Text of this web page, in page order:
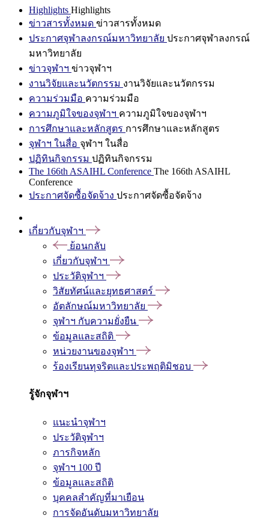
Highlights Highlights
ข่าวสารทั้งหมด ข่าวสารทั้งหมด
ประกาศจุฬาลงกรณ์มหาวิทยาลัย ประกาศจุฬาลงกรณ์
มหาวิทยาลัย
ข่าวจุฬาฯ ข่าวจุฬาฯ
งานวิจัยและนวัตกรรม งานวิจัยและนวัตกรรม
ความร่วมมือ ความร่วมมือ
ความภูมิใจของจุฬาฯ ความภูมิใจของจุฬาฯ
การศึกษาและหลักสูตร การศึกษาและหลักสูตร
จุฬาฯ ในสื่อ จุฬาฯ ในสื่อ
ปฏิทินกิจกรรม ปฏิทินกิจกรรม
The 166th ASAIHL Conference The 166th ASAIHL
Conference
ประกาศจัดซื้อจัดจ้าง ประกาศจัดซื้อจัดจ้าง
เกี่ยวกับจุฬาฯ
ย้อนกลับ
เกี่ยวกับจุฬาฯ
ประวัติจุฬาฯ
วิสัยทัศน์และยุทธศาสตร์
อัตลักษณ์มหาวิทยาลัย
จุฬาฯ กับความยั่งยืน
ข้อมูลและสถิติ
หน่วยงานของจุฬาฯ
ร้องเรียนทุจริตและประพฤติมิชอบ
รู้จักจุฬาฯ
แนะนำจุฬาฯ
ประวัติจุฬาฯ
ภารกิจหลัก
จุฬาฯ 100 ปี
ข้อมูลและสถิติ
บุคคลสำคัญที่มาเยือน
การจัดอันดับมหาวิทยาลัย